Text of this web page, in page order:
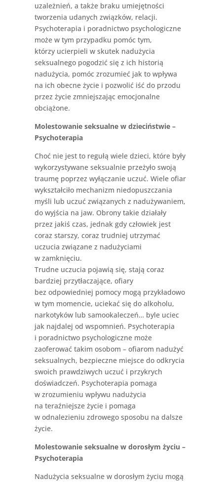
uzależnień, a także braku umiejętności
tworzenia udanych związków, relacji.
Psychoterapia i poradnictwo psychologiczne
może w tym przypadku pomóc tym,
którzy ucierpieli w skutek nadużycia
seksualnego pogodzić się z ich historią
nadużycia, pomóc zrozumieć jak to wpływa
na ich obecne życie i pozwolić iść do przodu
przez życie zmniejszając emocjonalne
obciążone.
Molestowanie seksualne w dzieciństwie –
Psychoterapia
Choć nie jest to regułą wiele dzieci, które były
wykorzystywane seksualnie przeżyło swoją
traumę poprzez wyłączanie uczuć. Wiele ofiar
wykształciło mechanizm niedopuszczania
myśli lub uczuć związanych z nadużywaniem,
do wyjścia na jaw. Obrony takie działały
przez jakiś czas, jednak gdy człowiek jest
coraz starszy, coraz trudniej utrzymać
uczucia związane z nadużyciami
w zamknięciu.
Trudne uczucia pojawią się, stają coraz
bardziej przytłaczające, ofiary
bez odpowiedniej pomocy mogą przykładowo
w tym momencie, uciekać się do alkoholu,
narkotyków lub samookaleczeń… byle uciec
jak najdalej od wspomnień. Psychoterapia
i poradnictwo psychologiczne może
zaoferować takim osobom – ofiarom nadużyć
seksualnych, bezpieczne miejsce do odkrycia
swoich prawdziwych uczuć i przykrych
doświadczeń. Psychoterapia pomaga
w zrozumieniu wpływu nadużycia
na teraźniejsze życie i pomaga
w odnalezieniu zdrowego sposobu na dalsze
życie.
Molestowanie seksualne w dorosłym życiu –
Psychoterapia
Nadużycia seksualne w dorosłym życiu mogą